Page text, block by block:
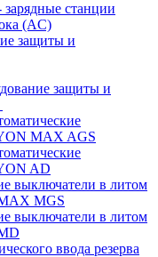
станции
(AC)
защиты и
защиты и
MAX AGS
AD
выключатели в литом
MGS
выключатели в литом
ввода резерва